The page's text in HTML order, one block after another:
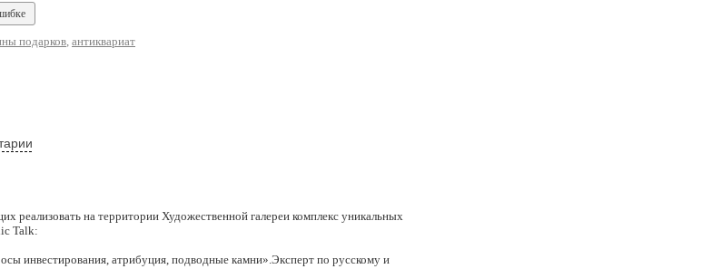
подарков, антиквариат
реализовать на территории Художественной галереи комплекс уникальных
Talk:
инвестирования, атрибуция, подводные камни».Эксперт по русскому и